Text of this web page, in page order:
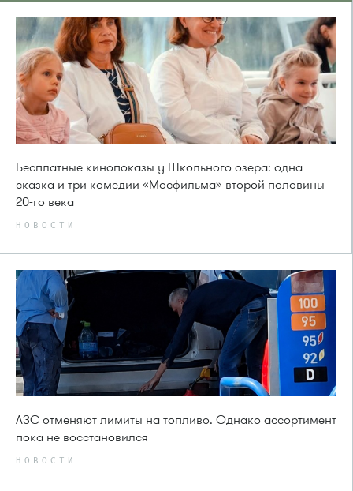
Бесплатные кинопоказы у Школьного озера: одна
сказка и три комедии «Мосфильма» второй половины
20-го века
НОВОСТИ
АЗС отменяют лимиты на топливо. Однако ассортимент
пока не восстановился
НОВОСТИ